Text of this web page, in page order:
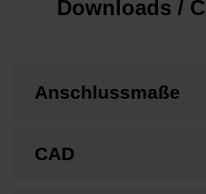
Downloads /
Anschlussmaße
CAD